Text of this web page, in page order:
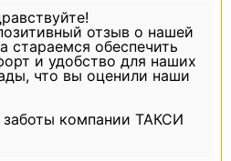
отзыв о нашей
стараемся обеспечить
и удобство для наших
что вы оценили наши
компании ТАКСИ
своих прав;
предварительного
персональных
продвижения на рынке
работ и услуг;
на обработку
обработки
данных;
орган